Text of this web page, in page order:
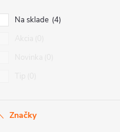
Na sklade 4
Značky